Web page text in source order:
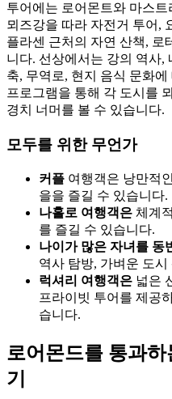
투어에는 로어몬트와 마스
뫼즈강을 따라 자전거 투어,
플라센 근처의 자연 산책, 로
니다. 선상에서는 강의 역사,
축, 무역로, 현지 음식 문화
프로그램을 통해 각 도시를
경치 너머를 볼 수 있습니다.
모두를 위한 무언가
커플 여행객은 낭만적
을을 즐길 수 있습니다.
나홀로 여행객은 체계
를 즐길 수 있습니다.
나이가 많은 자녀를 동
역사 탐방, 가벼운 도
럭셔리 여행객은 넓은
프라이빗 투어를 제공
습니다.
로어몬드를 통과
기